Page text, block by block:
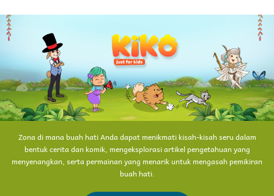
Zona di mana buah hati Anda dapat menikmati kisah-kisah seru dalam
bentuk cerita dan komik, mengeksplorasi artikel pengetahuan yang
menyenangkan, serta permainan yang menarik untuk mengasah pemikiran
buah hati.